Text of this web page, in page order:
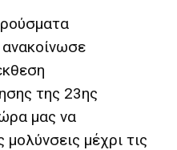
ανακοίνωσε
της 23ης
μας να
μολύνσεις μέχρι τις